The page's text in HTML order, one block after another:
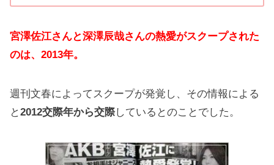
宮澤佐江さんと深澤辰哉さんの熱愛がスクープされた
のは、2013年。
週刊文春によってスクープが発覚し、その情報による
と2012交際年から交際しているとのことでした。